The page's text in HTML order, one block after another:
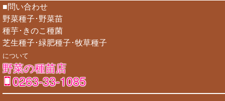
■問い合わせ
野菜種子･野菜苗
種芋･きのこ種菌
芝生種子･緑肥種子･牧草種子
について
野菜の種苗店
0263-33-1085